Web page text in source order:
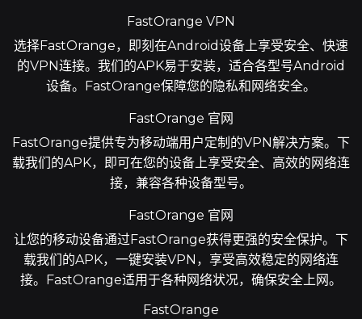
FastOrange VPN
选择FastOrange，即刻在Android设备上享受安全、快速
的VPN连接。我们的APK易于安装，适合各型号Android
设备。FastOrange保障您的隐私和网络安全。
FastOrange 官网
FastOrange提供专为移动端用户定制的VPN解决方案。下
载我们的APK，即可在您的设备上享受安全、高效的网络连
接，兼容各种设备型号。
FastOrange 官网
让您的移动设备通过FastOrange获得更强的安全保护。下
载我们的APK，一键安装VPN，享受高效稳定的网络连
接。FastOrange适用于各种网络状况，确保安全上网。
FastOrange